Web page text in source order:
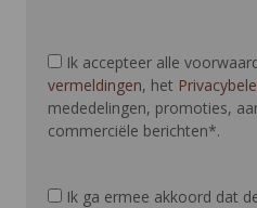
Ik accepteer alle
vermeldingen, het
mededelingen, promoties,
commerciële berichten*.
Ik ga ermee akkoord dat